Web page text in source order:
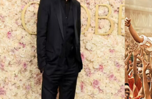
ഐമാക്‌സ് ഫോര്‍മാറ്റിലാണ് ഈ
അതിനാല്‍ തന്നെ
കാഴ്ചാനുഭവം
ഞഞഞ എന്നിവയുടെ
ഈ ബ്രഹ്‌മാണ്ഡ പ്രോജക്റ്റ്
തിയേറ്ററുകളിലേക്ക് എത്തും.